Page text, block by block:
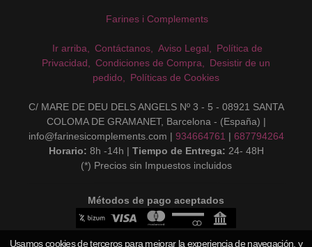
Farines i Complements
Ir arriba Contáctanos Aviso Legal
Política de
Privacidad
Condiciones de Compra
Desistir de un
pedido
Políticas de Cookies
C/ MARE DE DEU DELS ANGELS Nº 3 - 5 - 08921 SANTA
COLOMA DE GRAMANET, Barcelona - (España) |
info@farinesicomplements.com | 934664761 | 687794264
Horario: 8h -14h | Tiempo de Entrega: 24- 48H
(*) Precios sin Impuestos incluidos
Métodos de pago aceptados
Usamos cookies de terceros para mejorar la experiencia de navegación, y